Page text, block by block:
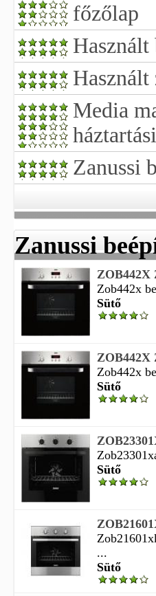
főzőlap
Használt
Használt
Media
Zanussi
Zanussi
ZOB442X
Zob442x
Sütő
ZOB442X
Zob442x
Sütő
Sütő
...
Sütő